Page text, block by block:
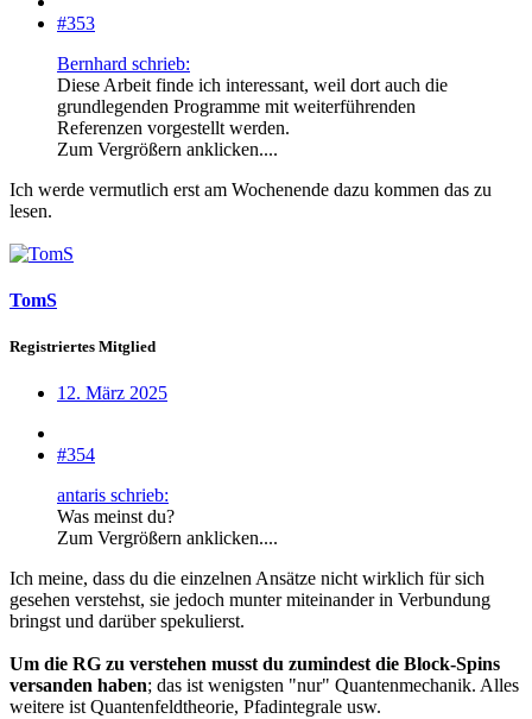
#353
Bernhard schrieb:
Diese Arbeit finde ich interessant, weil dort auch die
grundlegenden Programme mit weiterführenden
Referenzen vorgestellt werden.
Zum Vergrößern anklicken....
Ich werde vermutlich erst am Wochenende dazu kommen das zu
lesen.
TomS
Registriertes Mitglied
12. März 2025
#354
antaris schrieb:
Was meinst du?
Zum Vergrößern anklicken....
Ich meine, dass du die einzelnen Ansätze nicht wirklich für sich
gesehen verstehst, sie jedoch munter miteinander in Verbundung
bringst und darüber spekulierst.
Um die RG zu verstehen musst du zumindest die Block-Spins
versanden haben; das ist wenigsten "nur" Quantenmechanik. Alles
weitere ist Quantenfeldtheorie, Pfadintegrale usw.